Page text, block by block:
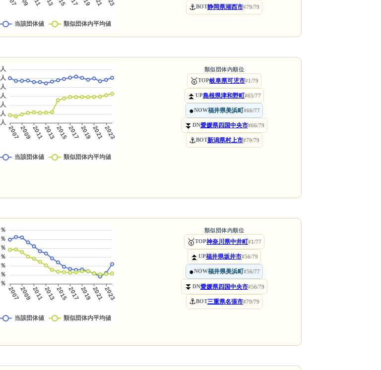
⚓BOT静岡県湖西市#79/79
類似団体内順位
🥇TOP岐阜県可児市#1/79
⏫ UP島根県津和野町#65/77
●NOW福井県美浜町#66/77
⏬ DN愛媛県四国中央市#66/79
⚓BOT新潟県村上市#79/79
類似団体内順位
🥇TOP神奈川県中井町#1/77
⏫ UP福井県坂井市#56/79
●NOW福井県美浜町#56/77
⏬ DN愛媛県四国中央市#56/79
⚓BOT三重県名張市#79/79